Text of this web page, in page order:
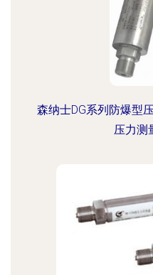
森纳士DG系列防爆型
压力测